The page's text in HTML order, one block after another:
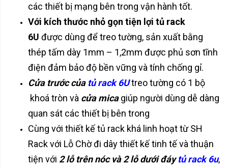
các thiết bị mạng bên trong vận hành tốt.
Với kích thước nhỏ gọn tiện lợi tủ rack
6U được dùng để treo tường, sản xuất bằng
thép tấm dày 1mm – 1,2mm được phủ sơn tĩnh
điện đảm bảo độ bền vững và tính chống gỉ.
Cửa trước của tủ rack 6Utreo tường có 1 bộ
khoá tròn và cửa micagiúp người dùng dễ dàng
quan sát các thiết bị bên trong
Cùng với thiết kế tủ rack khá linh hoạt từ SH
Rack với Lỗ Chờ đi dây thiết kế tinh tế và thuận
tiện với 2 lỗ trên nóc và 2 lỗ dưới đáytủ rack 6u,